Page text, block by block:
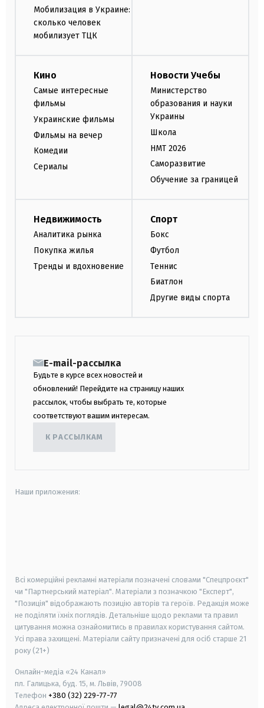
Мобилизация в Украине:
сколько человек
мобилизует ТЦК
Кино
Самые интересные
фильмы
Украинские фильмы
Фильмы на вечер
Комедии
Сериалы
Новости Учебы
Министерство
образования и науки
Украины
Школа
НМТ 2026
Саморазвитие
Обучение за границей
Недвижимость
Аналитика рынка
Покупка жилья
Тренды и вдохновение
Спорт
Бокс
Футбол
Теннис
Биатлон
Другие виды спорта
E-mail-рассылка
Будьте в курсе всех новостей и
обновлений! Перейдите на страницу наших
рассылок, чтобы выбрать те, которые
соответствуют вашим интересам.
К РАССЫЛКАМ
Наши приложения:
Всі комерційні рекламні матеріали позначені словами "Спецпроєкт"
чи "Партнерський матеріал". Матеріали з позначкою "Експерт",
"Позиція" відображають позицію авторів та героїв. Редакція може
не поділяти їхніх поглядів. Детальніше щодо реклами та правил
цитування можна ознайомитись в правилах користування сайтом.
Усі права захищені. Матеріали сайту призначені для осіб старше 21
року (21+)
Онлайн-медіа «24 Канал»
пл. Галицька, буд. 15, м. Львів, 79008
Телефон +380 (32) 229-77-77